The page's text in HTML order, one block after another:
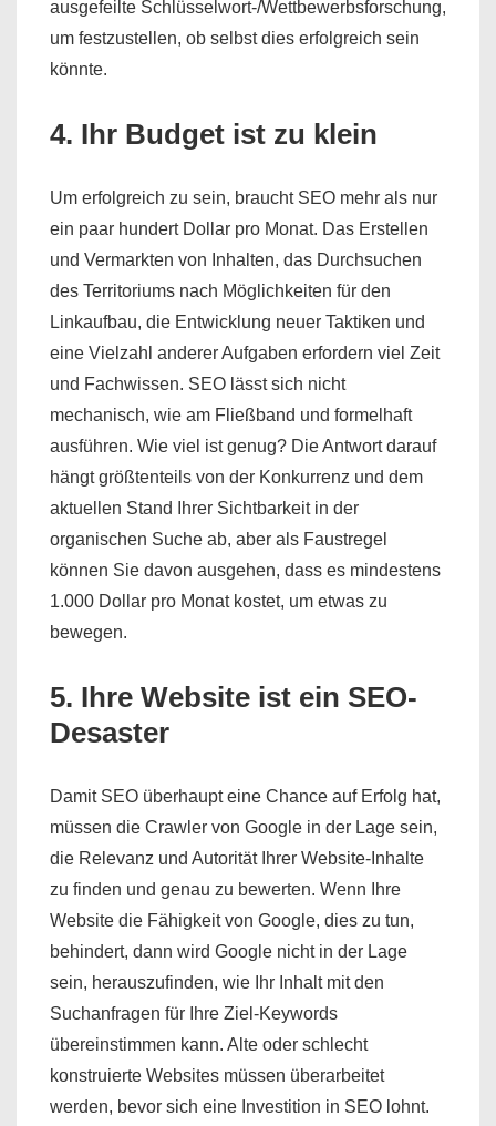
ausgefeilte Schlüsselwort-/Wettbewerbsforschung,
um festzustellen, ob selbst dies erfolgreich sein
könnte.
4. Ihr Budget ist zu klein
Um erfolgreich zu sein, braucht SEO mehr als nur
ein paar hundert Dollar pro Monat. Das Erstellen
und Vermarkten von Inhalten, das Durchsuchen
des Territoriums nach Möglichkeiten für den
Linkaufbau, die Entwicklung neuer Taktiken und
eine Vielzahl anderer Aufgaben erfordern viel Zeit
und Fachwissen. SEO lässt sich nicht
mechanisch, wie am Fließband und formelhaft
ausführen. Wie viel ist genug? Die Antwort darauf
hängt größtenteils von der Konkurrenz und dem
aktuellen Stand Ihrer Sichtbarkeit in der
organischen Suche ab, aber als Faustregel
können Sie davon ausgehen, dass es mindestens
1.000 Dollar pro Monat kostet, um etwas zu
bewegen.
5. Ihre Website ist ein SEO-
Desaster
Damit SEO überhaupt eine Chance auf Erfolg hat,
müssen die Crawler von Google in der Lage sein,
die Relevanz und Autorität Ihrer Website-Inhalte
zu finden und genau zu bewerten. Wenn Ihre
Website die Fähigkeit von Google, dies zu tun,
behindert, dann wird Google nicht in der Lage
sein, herauszufinden, wie Ihr Inhalt mit den
Suchanfragen für Ihre Ziel-Keywords
übereinstimmen kann. Alte oder schlecht
konstruierte Websites müssen überarbeitet
werden, bevor sich eine Investition in SEO lohnt.